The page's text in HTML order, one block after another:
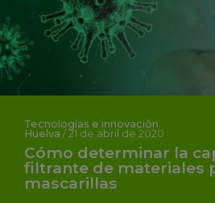
Tecnologías e innovación
Huelva / 21 de abril de 2020
Cómo determinar la
filtrante de materiales
mascarillas